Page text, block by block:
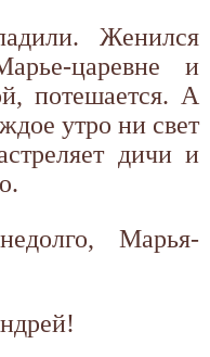
Женился
царевне и
потешается. А
утро ни свет
дичи и
Марья-